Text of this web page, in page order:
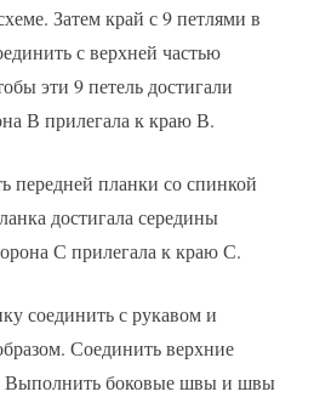
Затем край с 9 петлями в
с верхней частью
эти 9 петель достигали
В прилегала к краю В.
передней планки со спинкой
достигала середины
С прилегала к краю С.
соединить с рукавом и
Соединить верхние
Выполнить боковые швы и швы